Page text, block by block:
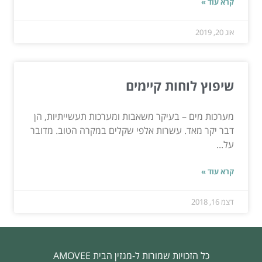
אוג 20, 2019
שיפוץ לוחות קיימים
מערכות מים – בעיקר משאבות ומערכות תעשייתיות, הן
דבר יקר מאד. עשרות אלפי שקלים במקרה הטוב. מדובר
על...
קרא עוד »
דצמ 16, 2018
כל הזכויות שמורות ל-מגזין הבית AMOVEE